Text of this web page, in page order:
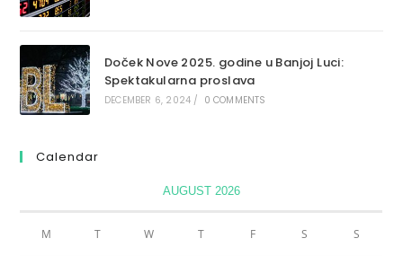
Doček Nove 2025. godine u Banjoj Luci:
Spektakularna proslava
DECEMBER 6, 2024 / 0 COMMENTS
Calendar
AUGUST 2026
M T W T F S S